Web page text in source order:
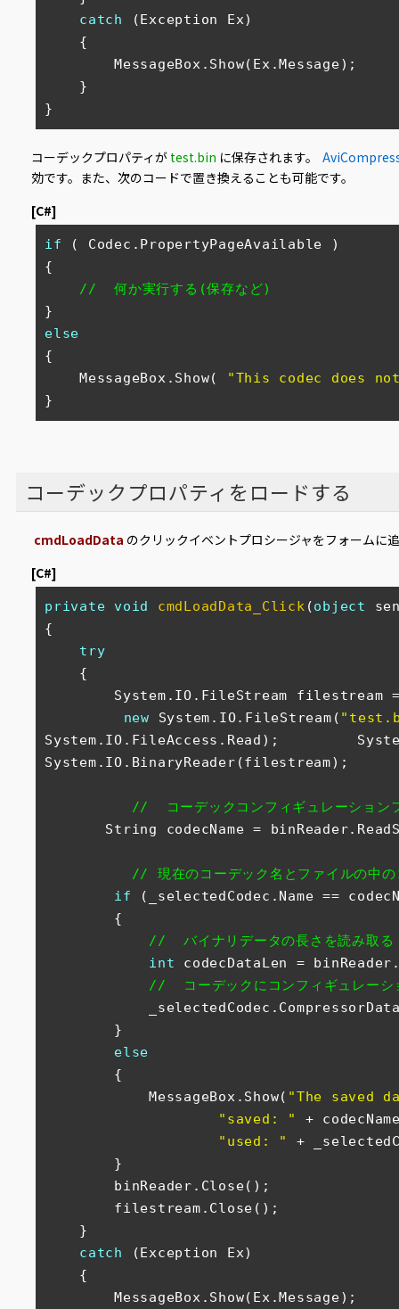
catch (Exception Ex)
}
コーデックプロパティが test.bin に保存されます。
効です。また、次のコードで置き換えることも可能です。
[C#]
if ( Codec.PropertyPageAvailable )
{
//  何か実行する(保存など)
else
{
    MessageBox.Show(
"This codec does
}
コーデックプロパティをロードする
cmdLoadData のクリックイベントプロシージャをフォームに
[C#]
private void cmdLoadData_Click (object
{
try
new System.IO.FileStream(
System.IO.FileAccess.Read);
System.IO.BinaryReader(filestream);
//  コーデックコンフィギュレーション
// 現在のコーデック名とファイルの中の
if (_selectedCodec.Name ==
//  バイナリデータの長さを読み取る
int codecDataLen =
//  コーデックにコンフィギュレーシ
else
            MessageBox.Show(
"The saved
"saved: "
+
"used: "
+
catch (Exception Ex)